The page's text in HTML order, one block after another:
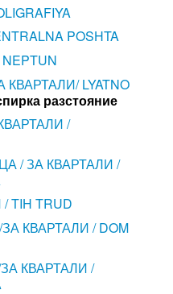
POSHTA
LYATNO
разстояние
/
/ ЗА КВАРТАЛИ /
TIH TRUD
КВАРТАЛИ / DOM
КВАРТАЛИ /